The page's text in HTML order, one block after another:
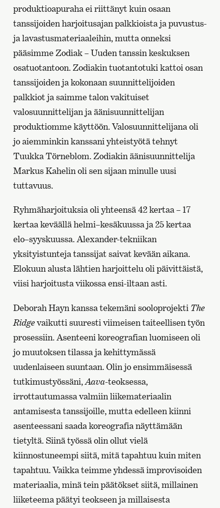
produktioapuraha ei riittänyt kuin osaan
tanssijoiden harjoitusajan palkkioista ja puvustus-
ja lavastusmateriaaleihin, mutta onneksi
pääsimme Zodiak – Uuden tanssin keskuksen
osatuotantoon. Zodiakin tuotantotuki kattoi osan
tanssijoiden ja kokonaan suunnittelijoiden
palkkiot ja saimme talon vakituiset
valosuunnittelijan ja äänisuunnittelijan
produktiomme käyttöön. Valosuunnittelijana oli
jo aiemminkin kanssani yhteistyötä tehnyt
Tuukka Törneblom. Zodiakin äänisuunnittelija
Markus Kahelin oli sen sijaan minulle uusi
tuttavuus.
Ryhmäharjoituksia oli yhteensä 42 kertaa – 17
kertaa keväällä helmi–kesäkuussa ja 25 kertaa
elo–syyskuussa. Alexander-tekniikan
yksityistunteja tanssijat saivat kevään aikana.
Elokuun alusta lähtien harjoittelu oli päivittäistä,
viisi harjoitusta viikossa ensi-iltaan asti.
Deborah Hayn kanssa tekemäni sooloprojekti The
Ridgevaikutti suuresti viimeisen taiteellisen työn
prosessiin. Asenteeni koreografian luomiseen oli
jo muutoksen tilassa ja kehittymässä
uudenlaiseen suuntaan. Olin jo ensimmäisessä
tutkimustyössäni,Aava-teoksessa,
irrottautumassa valmiin liikemateriaalin
antamisesta tanssijoille, mutta edelleen kiinni
asenteessani saada koreografia näyttämään
tietyltä. Siinä työssä olin ollut vielä
kiinnostuneempi siitä, mitä tapahtuu kuin miten
tapahtuu. Vaikka teimme yhdessä improvisoiden
materiaalia, minä tein päätökset siitä, millainen
liiketeema päätyi teokseen ja millaisesta